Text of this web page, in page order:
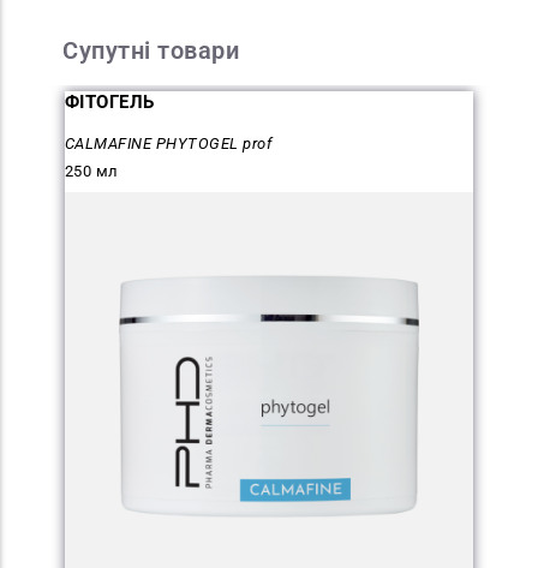
Супутні товари
ФІТОГЕЛЬ
CALMAFINE PHYTOGEL prof
250 мл